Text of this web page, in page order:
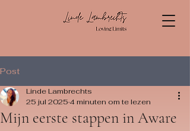
Post
Mijn eerste stappen in Aware
Linde Lambrechts
25 jul 2025 4 minuten om te lezen